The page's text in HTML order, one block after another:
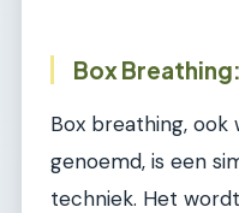
Box
Box breathing,
genoemd, is een
techniek. Het